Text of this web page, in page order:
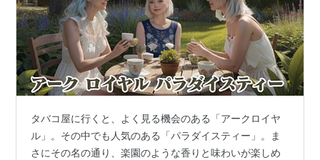
タバコ屋に行くと、よく見る機会のある「アークロイヤ
ル」。その中でも人気のある「パラダイスティー」。ま
さにその名の通り、楽園のような香りと味わいが楽しめ